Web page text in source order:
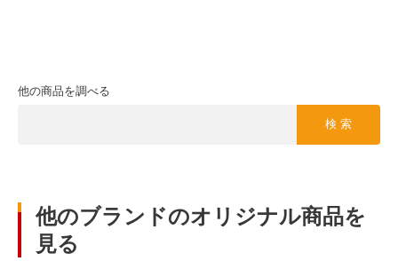
他の商品を調べる
検 索
他のブランドのオリジナル商品を
見る